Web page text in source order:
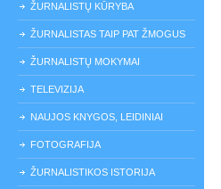
ŽURNALISTŲ KŪRYBA
ŽURNALISTAS TAIP PAT ŽMOGUS
ŽURNALISTŲ MOKYMAI
TELEVIZIJA
NAUJOS KNYGOS, LEIDINIAI
FOTOGRAFIJA
ŽURNALISTIKOS ISTORIJA